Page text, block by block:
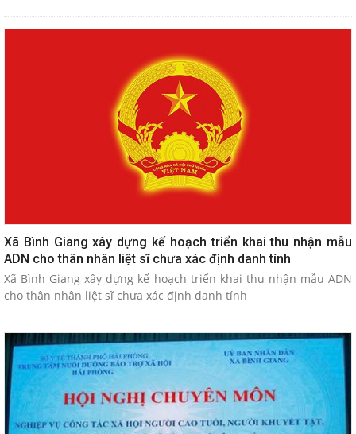
Xã Bình Giang xây dựng kế hoạch triển khai thu nhận mẫu
ADN cho thân nhân liệt sĩ chưa xác định danh tính
Xã Bình Giang xây dựng kế hoạch triển khai thu nhận mẫu ADN
cho thân nhân liệt sĩ chưa xác định danh tính